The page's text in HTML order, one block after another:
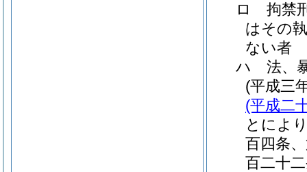
ロ
拘禁
はその
ない者
ハ
法、
(平成三
(平成二
とによ
百四条
百二十